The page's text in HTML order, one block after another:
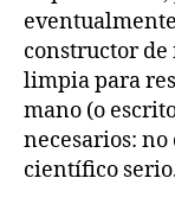
constructor de
limpia para
mano (o
necesarios:
científico